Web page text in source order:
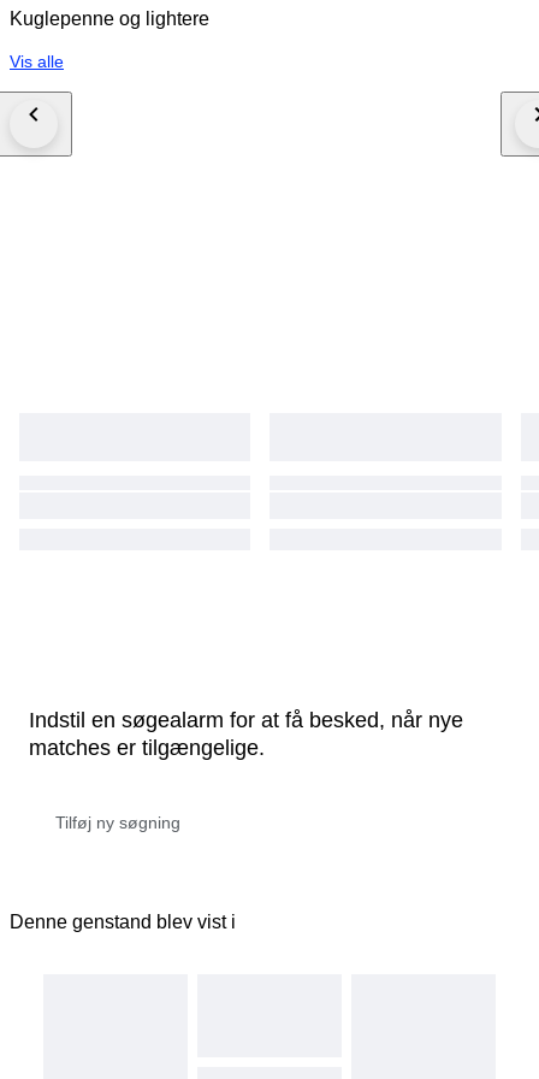
Kuglepenne og lightere
Vis alle
Indstil en søgealarm for at få besked, når nye
matches er tilgængelige.
Denne genstand blev vist i